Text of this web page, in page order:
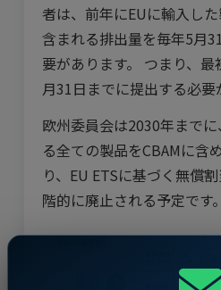
者は、前年にEUに輸入し
含まれる排出量を毎年5月
要があります。 つまり、
月31日までに提出する必要
欧州委員会は2030年まで
る全ての製品をCBAMに含
り、EU ETSに基づく無償
階的に廃止される予定です。